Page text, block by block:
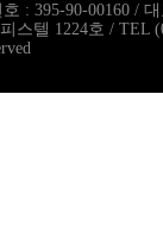
: 395-90-00160 /
텔 1224호 / TEL